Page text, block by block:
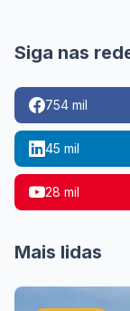
Siga nas
754 mil
45 mil
28 mil
Mais lidas